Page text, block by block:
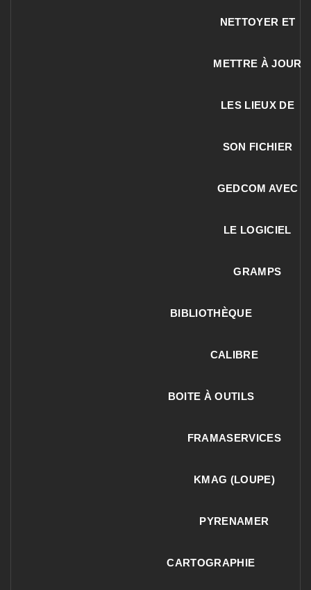
NETTOYER ET
METTRE À JOUR
LES LIEUX DE
SON FICHIER
GEDCOM AVEC
LE LOGICIEL
GRAMPS
BIBLIOTHÈQUE
CALIBRE
BOITE À OUTILS
FRAMASERVICES
KMAG (LOUPE)
PYRENAMER
CARTOGRAPHIE